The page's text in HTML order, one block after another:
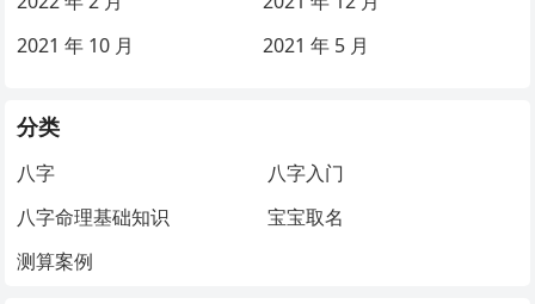
2021 年 10 月
2021 年 5 月
分类
八字
八字入门
八字命理基础知识
宝宝取名
测算案例